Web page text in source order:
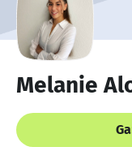
Melanie